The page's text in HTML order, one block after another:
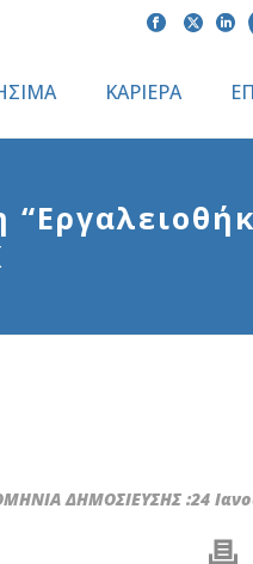
ΚΑΡΙΕΡΑ
ΔΗΜΟΣΙΕΥΣΗΣ :24